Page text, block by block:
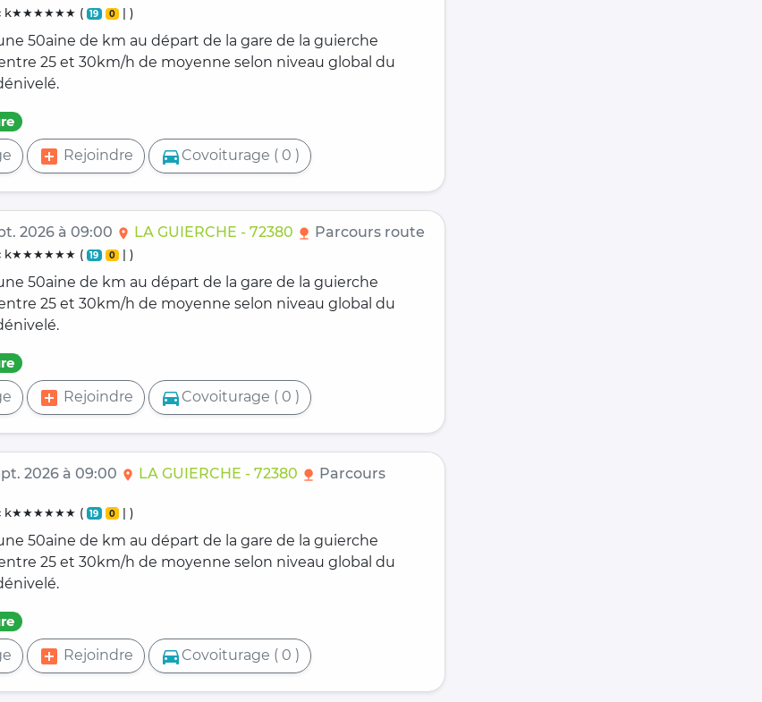
k★★★★★★ ( 19 0 | )
50aine de km au départ de la gare de la guierche
25 et 30km/h de moyenne selon niveau global du
add_box Rejoindre directions_car Covoiturage ( 0 )
2026 à 09:00 location_on LA GUIERCHE - 72380 nature Parcours route
k★★★★★★ ( 19 0 | )
50aine de km au départ de la gare de la guierche
25 et 30km/h de moyenne selon niveau global du
add_box Rejoindre directions_car Covoiturage ( 0 )
2026 à 09:00 location_on LA GUIERCHE - 72380 nature Parcours
k★★★★★★ ( 19 0 | )
50aine de km au départ de la gare de la guierche
25 et 30km/h de moyenne selon niveau global du
add_box Rejoindre directions_car Covoiturage ( 0 )